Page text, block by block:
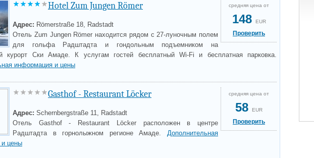
средняя цена от
148 EUR
Проверить
Hotel Zum Jungen Römer
Адрес: Römerstraße 18, Radstadt
Отель Zum Jungen Römer находится рядом с 27-луночным полем
для гольфа Радштадта и гондольным подъемником на
курорт Ски Амаде. К услугам гостей бесплатный Wi-Fi и бесплатная парковка.
информация и цены
средняя цена от
58 EUR
Проверить
Gasthof - Restaurant Löcker
Адрес: Schernbergstraße 11, Radstadt
Отель Gasthof - Restaurant Löcker расположен в центре
Радштадта в горнолыжном регионе Амаде. Дополнительная
цены